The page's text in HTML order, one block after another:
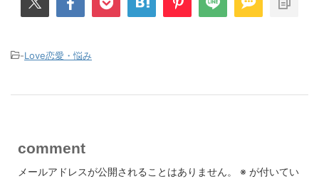
-Love恋愛・悩み
comment
メールアドレスが公開されることはありません。 ※ が付いてい